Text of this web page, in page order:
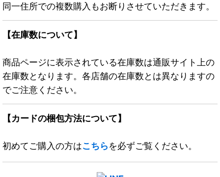
同一住所での複数購入もお断りさせていただきます。
【在庫数について】
商品ページに表示されている在庫数は通販サイト上の
在庫数となります。各店舗の在庫数とは異なりますの
でご注意ください。
【カードの梱包方法について】
初めてご購入の方はこちらを必ずご覧ください。